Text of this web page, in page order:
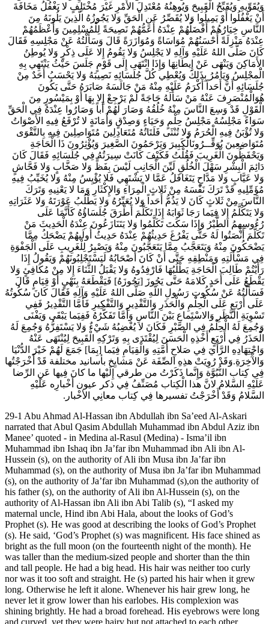
وَيُقَوِّيهِ وَيُقَبِّحُ الْقَبِيحَ وَيُوهِنُهُ مُعْتَدِلَ الأَمْرِ غَيْرَ مُخْتَلِفٍ لا يَغْفُلُ مَخَافَةَ
أَنْ يَغْفُلُوا أَوْ يَمِيلُوا وَلا يُقَصِّرُ عَنِ الْحَقِّ وَلا يَجُوزُهُ الَّذِينَ يَلُونَهُ مِنَ
النَّاسِ خِيَارُهُمْ أَفْضَلُهُمْ عِنْدَهُ أَعَمُّهُمْ نَصِيحَةً لِلْمُسْلِمِينَ وَأَعْظَمُهُمْ
عِنْدَهُ مَنْزِلَةً أَحْسَنُهُمْ مُوَاسَاةً وَمُوَازَرَةً قَالَ وَسَأَلْتُهُ عَنْ مَجْلِسِهِ فَقَالَ
كَانَ‏ صَلَّى اللهُ عَلَيْهِ وَآلِهِ لا يَجْلِسُ وَلا يَقُومُ إِلا عَلَى ذِكْرٍ وَلا يُوطِنُ
الأَمَاكِنَ وَيَنْهَى عَنْ إِيطَانِهَا وَإِذَا انْتَهَى إِلَى قَوْمٍ جَلَسَ حَيْثُ يَنْتَهِي بِهِ
الَْمجْلِسُ وَيَأْمُرُ بِذَلِكَ وَيُعْطِي كُلَّ جُلَسَائِهِ نَصِيبَهُ وَلا يَحْسَبُ أَحَدٌ مِنْ
جُلَسَائِهِ أَنَّ أَحَداً أَكْرَمُ عَلَيْهِ مِنْهُ مَنْ جَالَسَهُ صَابَرَهُ حَتَّى يَكُونَ
هُوَالْمُنْصَرِفَ عَنْهُ مَنْ سَأَلَهُ حَاجَةً لَمْ يَرْجِعْ إِلا بِهَا أَوْ بِمَيْسُورٍ مِنَ
الْقَوْلِ قَدْ وَسِعَ النَّاسَ مِنْهُ خُلُقُهُ وَصَارَ لَهُمْ أَباً وَصَارُوا عِنْدَهُ فِي الْحَقِّ
سَوَاءً مَجْلِسُهُ مَجْلِسُ حِلْمٍ وَحَيَاءٍ وَصِدْقٍ وَأَمَانَةٍ لا تُرْفَعُ فِيهِ الأَصْوَاتُ
وَلا تُؤْبَنُ فِيهِ الْحُرَمُ وَلا تُنْثَى فَلَتَاتُهُ مُتَعَادِلِينَ مُتَوَاصِلِينَ فِيهِ بِالتَّقْوَى
مُتَوَاضِعِينَ يُوَقِّــرُونَالْكَبِيرَ وَيَرْحَمُونَ الصَّغِيرَ وَيُؤْثِرُونَ ذَا الْحَاجَةِ
وَيَحْفَظُونَ الْغَرِيبَ فَقُلْتُ فَكَيْفَ كَانَتْ سِيرَتُهُ فِي جُلَسَائِهِ فَقَالَ كَانَ
دَائِمَ الْبِشْرِ سَهْلَ الْخُلُقِ لَيِّنَ الْجَانِبِ لَيْسَ بِفَظٍّ وَلا صَخَّابٍ وَلا فَحَّاشٍ
وَلا عَيَّابٍ وَلا مَدَّاحٍ يَتَغَافَلُ عَمَّا لا يَشْتَهِي فَلا يُؤْيِسُ مِنْهُ وَلا يُخَيِّبُ فِيهِ
مُؤَمِّلِيهِ قَدْ تَرَكَ نَفْسَهُ مِنْ ثَلاثٍ الْمِرَاءِ وَالإِكْثَارِ وَمَا لا يَعْنِيهِ وَتَرَكَ
النَّاسَ مِنْ ثَلاثٍ كَانَ لا يَذُمُّ أَحَداً وَلا يُعَيِّرُهُ وَلا يَطْلُبُ عَوْرَتَهُ وَلا عَثَرَاتِهِ
وَلا يَتَكَلَّمُ إِلا فِيَما رَجَا ثَوَابَهُ إِذَا تَكَلَّمَ أَطْرَقَ جُلَسَاؤُهُ كَأَنَّمَا عَلَى
رُءُوسِهِمُ الطَّيْرُ وَإِذَا سَكَتَ تَكَلَّمُوا وَلا يَتَنَازَعُونَ عِنْدَهُ الْحَدِيثَ مَنْ
تَكَلَّمَ أَنْصَتُوا لَهُ حَتَّى يَفْرُغَ حَدِيثُهُمْ عِنْدَهُ حَدِيثُ أُولَيهُمْ يَضْحَكُ مِمَّا
يَضْحَكُونَ مِنْهُ وَيَتَعَجَّبُ مِمَّا يَتَعَجَّبُونَ مِنْهُ وَيَصْبِرُ لِلْغَرِيبِ عَلَى الْجَفْوَةِ
فِي مَسْأَلَتِهِ وَمَنْطِقِهِ حَتَّى أَنْ كَانَ أَصْحَابُهُ لَيَسْتَجْلِبُونَهُمْ وَيَقُولُ إِذَا
رَأَيْتُمْ طَالِبَ الْحَاجَةِ يَطْلُبُهَا فَارْفِدُوهُ وَلا يَقْبَلُ الثَّنَاءَ إِلا مِنْ مُكَافِئٍ وَلا
يَقْطَعُ عَلَى أَحَدٍ كَلامَهُ حَتَّى يَجُوزَ [يَجُوزَهُ] فَيَقْطَعَهُ بِنَهْيٍ أَوْ قِيَامٍ قَالَ
فَسَأَلْتُهُ عَنْ سُكُوتِ رَسُولِ اللَّهِ‏ صَلَّى اللهُ عَلَيْهِ وَآلِهِ فَقَالَ كَانَ سُكُوتُهُ
عَلَى أَرْبَعٍ عَلَى الْحِلْمِ وَالْحَذَرِ وَالتَّقْدِيرِ وَالتَّفْكِيرِ فَأَمَّا التَّقْدِيرُ فَفِي
تَسْوِيَةِ النَّظَرِ وَالاسْتَِماعِ بَيْنَ النَّاسِ وَأَمَّا تَفَكُّرُهُ فَفِيَما يَبْقَى وَيَفْنَى
وَجُمِعَ لَهُ الْحِلْمُ فِي الصَّبْرِ فَكَانَ لا يُغْضِبُهُ شَيْ‏ءٌ وَلا يَسْتَفِزُّهُ وَجُمِعَ لَهُ
الْحَذَرُ فِي أَرْبَعٍ أَخْذِهِ الْحَسَنَ لِيُقْتَدَى بِهِ وَتَرْكِهِ الْقَبِيحَ لِيُنْتَهَى عَنْهُ
وَاجْتِهَادِهِ الرَّأْيَ فِي صَلاحِ أُمَّتِهِ وَالْقِيَامِ فِيَما [بِمَا] جَمَعَ لَهُمْ خَيْرَ الدُّنْيَا
وَالآْخِرَةِ.وَقَدْ رُوِيَتْ هذِهِ الصِّفَة عَنْ مَشايِخ بأسانيد مختلفة قَدْ أَخْرَجْتُها
فِي كِتاب النُّبُوَّة وَإِنَّما ذَكَرْتُ من طرقي إِلَيْها ما كانَ فِيها عَنِ الرِّضا
عَلَيْهِ السَّلامُ لانَّ هذا الْكِتاب مُصَنِّفُ فِي ذكر عيون أَخْبارِه‏ عَلَيْهِ
السَّلامُ وَقَدْ أَخْرَجْتُ تفسيرها فِي كِتاب معانِي الأخْبار.
29-1 Abu Ahmad Al-Hassan ibn Abdullah ibn Sa’eed Al-Askari narrated that Abul Qasim Abdullah Muhammad ibn Abdul Aziz ibn Manee’ quoted - in Medina al-Rasul (Medina) - Isma’il ibn Muhammad ibn Ishaq ibn Ja’far ibn Muhammad ibn Ali ibn Al-Hussein (s), on the authority of Ali ibn Musa ibn Ja’far ibn Muhammad (s), on the authority of Musa ibn Ja’far ibn Muhammad (s), on the authority of Ja’far ibn Muhammad (s),on the authority of his father (s), on the authority of Ali ibn Al-Hussein (s), on the authority of Al-Hassan ibn Ali ibn Abi Talib (s), “I asked my maternal uncle, Hind ibn Abi Hala, about the looks of God’s Prophet (s). He was good at describing the looks of God’s Prophet (s). He said, ‘God’s Prophet (s) was magnificent. His face shined as bright as the full moon (on the fourteenth night of the month). He was taller than the medium-sized people and shorter than the thin and tall people. He had a big head. His hair was neither too curly nor was it too soft and straight. He (s) parted his hair when it grew long. Otherwise he left it alone. Whenever his hair grew long, he never let it grow lower than his earlobes. His complexion was shining brightly. He had a broad forehead. His eyebrows were long and curved, yet they were hairy but not attached to each other. Whenever he (s) got angry, the veins between his eyebrows got swelled up. His nose was slim and slightly raised in the middle. He possessed an illumination which always accompanied him in such a way that whoever did not ponder carefully over him thought he (s) was haughty.His beard was short but bushy. His cheeks were flat and thin. His mouth was big, and his teeth were bright white. He had a thin layer of hair extending from his chest down to his belly button. His neck looked like a silver jar. He had a balanced build. His body was strong, and his chest and stomach were in line with each other. He had wide muscular shoulders. His body was brilliant white. There was a thin layer of hair from his neck down to his belly button, but his lower chest and stomach had no hair. However, his upper chest and shoulders were hairy. His elbows were large, his palms were sturdy, his hands and feet were rough. His hands and legs were coordinated and his bones were straight without any crookedness. The sole of his feet were curved, and his heels were not chubby such that water passed under his feet and was not blocked.When he (s) moved he took firm steps. He leaned to one side slightly, and walked fast but gently as if he was moving fast downhill. When he turned to the right or left, he turned his whole body around. He lowered his eyes and looked to the Earth more than he looked up to the sky. He never stared, and greeted everyone he (s) saw.’Al-Hassan ibn Ali ibn Abi Talib (s) added, ‘I asked him to tell me about the Prophet’s sayings. Hind ibn Abi Hala replied, ‘He (s) was always sad and was continuously thinking. He was never comfortable. He never spoke when not necessary. He was careful about when to start and when to stop talking. He never talked too much or too little. His words were to the point. He never said vulgar things. He always highly valued other people’s kindness and affection, even if it was very little. He never blamed any of them. He neither spoke good of nor spoke bad of the taste of food. He never got angry about the world. However, when there was a question of rights, nothing could stifle his anger until he established the right. He used all of his hand to point to things. He used to turn around his hands when he was surprised. He used to bring his right hand close to his left hand, and touch the palm of his left hand with his right thumb when he spoke. He used to turn his face around when he got angry. He used to look down when he was happy. Most of the time his laughter was just limited to a smile. He looked splendid when he laughed and also his white teeth could be seen.’Al-Hassan ibn Ali ibn Abi Talib (s) added, ‘I hid this from Al-Hussein (s) for sometime, and then narrated it for him. However, I discovered that he (s) had already asked about the Prophet (s). I found out that he (s) had even asked our father (Ali ibn Abi Talib (s)) about the Prophet’s way of coming in, going out, sitting and his looks. He (s) had not left anything out.’Al-Hussein (s) said, ‘I asked my father (s) about God’s Prophet (s) way of coming in. He (s) said, ‘Only the Prophet (s) was allowed to go in and out from his place of entrance. When the Prophet (s) went home, he divided his time into three portions. One portion was for the Sublime God. Another portion was for his family, and the third portion was for himself. He (s) divided his own personal time into two parts - between himself and the people. First the elite entered and then the other people. He never withheld anything from them. Regarding the nation, he (s) preferred the noble ones by giving them a portion of his time according to their degree of nobility in religion. Some had only one request, others had two or more. He attended to their needs and pleased them by saying what would improve their affairs and the affairs of the nation. He also asked them about their health. He (s) would also ask those present to inform those who were absent, and to convey to him (s) the requests ofthe people who had no access to him (s). He (s) said that on the Resurrection Day, God will firmly establish the steps of whoever presents the requests of a needy one who cannot be present before the ruler. Nothing but these needs were presented to him. He did not accept any other thing to be presented there. He (s) always entered like the seeking scout with a full hand and knowing the religion, and left having guided the people.’’Al-Hussein (s) said, ‘I asked my father (s) about how God’s Prophet (s) after he left.’ He (s) said, ‘God’s Prophet (s) kept quiet except about what was relevant to him. He (s) sought the love of the people and never drove the people away from himself. He honored the noblest person in each tribe and appointed him as its head. He avoided the people without them feeling that they were not welcome. He asked about his companions and how they were doing. He asked the people about their affairs. He used to acknowledge good deeds and denounce wicked deeds without any exaggerations or underestimations. He was moderate. He was never negligent, fearing that the people might become negligent or get tired. He never forsook the right. His companions were of the best of the good-doing Muslims. To him the one who did the most good was the noblest. Whoever was more sympathetic and more helpful with others had a higher rank in his opinion.’’Al-Hussein (s) added, ‘I asked my father (s) about his meetings. My father (s) said, ‘The Prophet (s) was always remembering God in his meetings, whether he sat down or stood up. He never held meetings in public places and admonished against doing so. He always took a back seat whenever he attended a meeting. He always recommended this. He always treated his companions equally, so that no one thought that others were more honored than he is. Whenever he had company, he waited until they got up and left the meeting. Whoever asked him for something returned with full hands, or received a gentle verbal response. His manners were the same with everyone. He was like a kind father for the people. Everyone was the same in his sight as far as the right was concerned.His meetings were meetings of patience, shyness, honesty and trustworthiness. No one raised his voice there. No one was disrespected. No one’s faults were divulged. Everyone was humble to others due to piety.They respected the elder ones. They were kind with the younger ones. They preferred the needy to themselves and safeguarded the strangers.’’Al-Hussein (s) added, ‘I asked my father (s) about the way the Prophet (s) treated his companions? My father (s) said, ‘He was always cheerful, good tempered and easy-going. He was neither stern nor was he very harsh. He neither yelled nor did he swear. He never found faults with others. He neither made fun of anyone nor did he praise anyone. He ignored what he disliked. No one got disappointed with him. Those who placed hopes in him were never deprived. He never did the following three things with the people. He never blamed anyone; he never pursued the people’s minor faults or private affairs; and he only talked about things which he hoped deserved a good reward. Everyone was silent whenever he spoke. Others spoke only when he was silent. No one interrupted others’ words in his presence. When someone was talking in his presence, others remained silent until he finished talking, then they continued on. He laughed at whatever made others laugh. He got surprised at whatever made others get surprised. He was patient with strangers who did not talk or act properly. Even his companions sought such people (to assist them). The Prophet (s) used to tell them to assist needy persons who are trying to fulfill their needs when they see them. The Prophet (s) never accepted the praise of those weak in faith or the hypocrites. He never interrupted anyone unless they stopped talking themselves or the time passed by in which case he would get up to leave and the talk ended.’’Al-Hussein (s) added, ‘I asked my father (s) about the silence of God’s Prophet. My father (s) said, ‘The Prophet’s silence was due to four reasons: patience, avoidance and caution, testing and measurement, and thinking. Testing and measurement were done in the form of equally listening to and looking at different people. His thinking concerned the lasting and ephemeral affairs. He was patient and perseverant. He never got angry about anything and lose his temper. He acted with extreme caution in four situations: doing good deeds so that others follow suit; abandoning wicked deeds so that others abandon such deeds too; struggling to improve the affairs of his nation and attempting to do what was for the good of this world and the Herea